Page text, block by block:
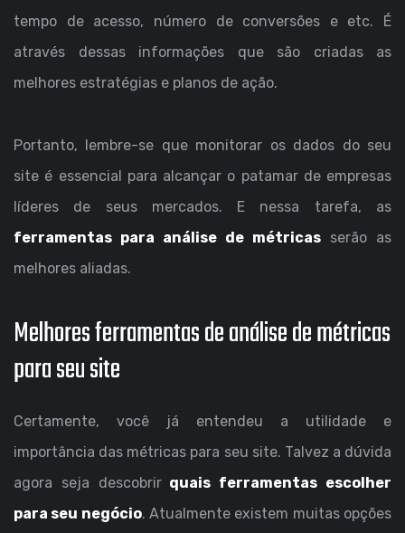
tempo de acesso, número de conversões e etc. É
através dessas informações que são criadas as
melhores estratégias e planos de ação.
Portanto, lembre-se que monitorar os dados do seu
site é essencial para alcançar o patamar de empresas
líderes de seus mercados. E nessa tarefa, as
ferramentas para análise de métricas serão as
melhores aliadas.
Melhores ferramentas de análise de métricas
para seu site
Certamente, você já entendeu a utilidade e
importância das métricas para seu site. Talvez a dúvida
agora seja descobrirquais ferramentas escolher
para seu negócio. Atualmente existem muitas opções